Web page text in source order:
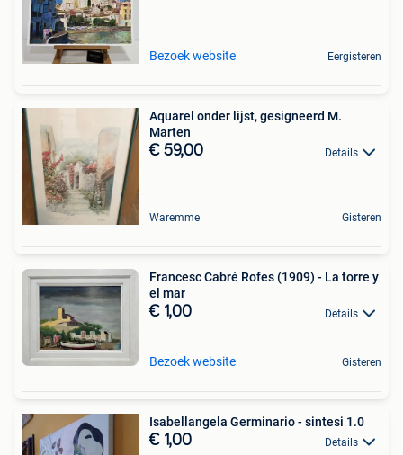
Bezoek website Eergisteren
Aquarel onder lijst, gesigneerd M.
Marten
€ 59,00 Details
Waremme Gisteren
Francesc Cabré Rofes (1909) - La torre y
el mar
€ 1,00 Details
Bezoek website Gisteren
Isabellangela Germinario - sintesi 1.0
€ 1,00 Details